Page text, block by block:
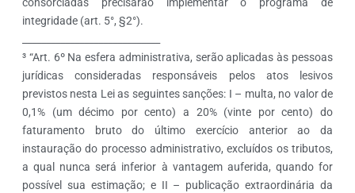
consorciadas precisarão implementar o programa de
integridade (art. 5°, §2°).
³ “Art. 6º Na esfera administrativa, serão aplicadas às pessoas
jurídicas consideradas responsáveis pelos atos lesivos
previstos nesta Lei as seguintes sanções: I – multa, no valor de
0,1% (um décimo por cento) a 20% (vinte por cento) do
faturamento bruto do último exercício anterior ao da
instauração do processo administrativo, excluídos os tributos,
a qual nunca será inferior à vantagem auferida, quando for
possível sua estimação; e II – publicação extraordinária da